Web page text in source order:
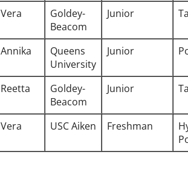
Vera
Goldey-
Beacom
Junior
Annika
Queens
University
Junior
Reetta
Goldey-
Beacom
Junior
Vera USC Aiken Freshman